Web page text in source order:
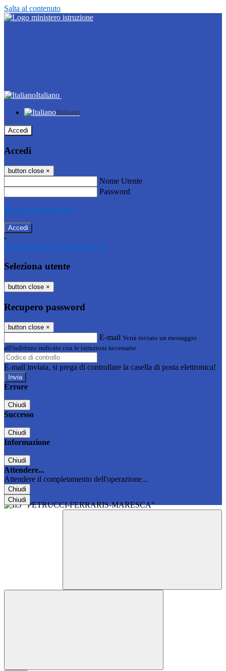
Salta al contenuto
Italiano
Italiano
Accedi
Accedi
button close ×
Nome Utente
Password
Password dimenticata?
-
Entra con SPID Entra con CIE
Seleziona utente
button close ×
Recupero password
button close ×
E-mail Verrà inviato un messaggio
all'indirizzo indicato con le istruzioni necessarie.
E-mail inviata, si prega di controllare la casella di posta elettronica!
Errore
Chiudi
Successo
Chiudi
Informazione
Chiudi
Attendere...
Attendere il completamento dell'operazione...
Chiudi
Chiudi